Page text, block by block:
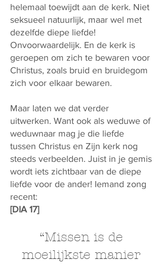
helemaal toewijdt aan de kerk. Niet
seksueel natuurlijk, maar wel met
dezelfde diepe liefde!
Onvoorwaardelijk. En de kerk is
geroepen om zich te bewaren voor
Christus, zoals bruid en bruidegom
zich voor elkaar bewaren.
Maar laten we dat verder
uitwerken. Want ook als weduwe of
weduwnaar mag je die liefde
tussen Christus en Zijn kerk nog
steeds verbeelden. Juist in je gemis
wordt iets zichtbaar van de diepe
liefde voor de ander! Iemand zong
recent:
[DIA 17]
“Missen is de
moeilijkste manier